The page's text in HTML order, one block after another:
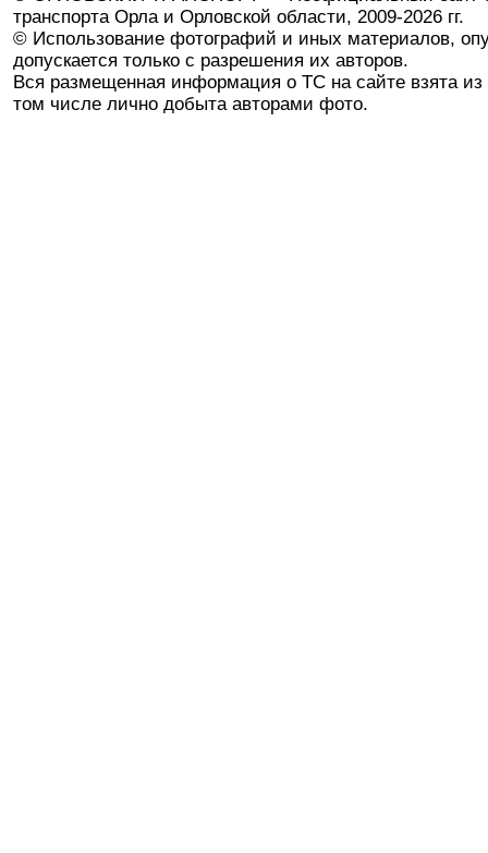
транспорта Орла и Орловской области, 2009-2026 гг.
© Использование фотографий и иных материалов,
допускается только с разрешения их авторов.
Вся размещенная информация о ТС на сайте взята из
том числе лично добыта авторами фото.